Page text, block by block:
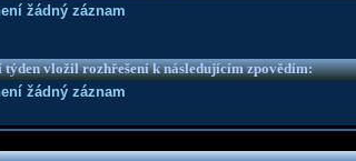
žádný záznam
týden vložil rozhřešení k následujícím zpovědím:
žádný záznam